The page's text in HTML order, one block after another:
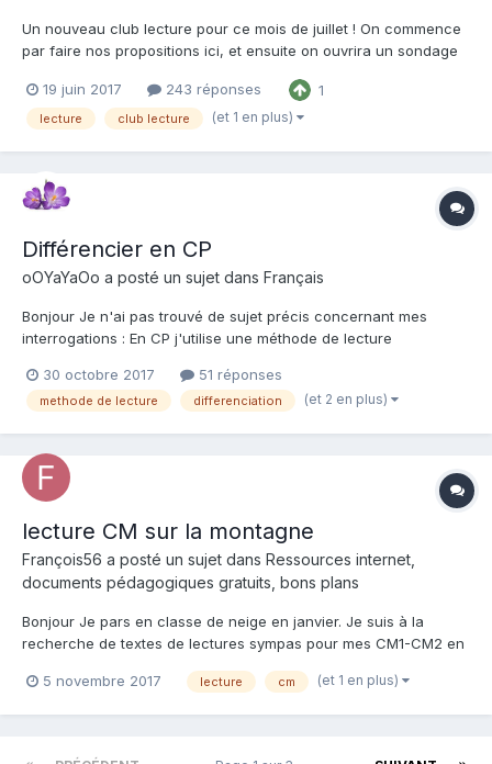
Un nouveau club lecture pour ce mois de juillet ! On commence
par faire nos propositions ici, et ensuite on ouvrira un sondage
Rappel : de préférence des livres de poches, si ce n'est pas un
livre de poche qui est élu, alors...
19 juin 2017 243 réponses 1
lecture club lecture (et 1 en plus)
Différencier en CP
oOYaYaOo a posté un sujet dans Français
Bonjour Je n'ai pas trouvé de sujet précis concernant mes
interrogations : En CP j'utilise une méthode de lecture
différencier le travail lorsque les élèves travaillent tous sur le
même support : cahier d'activité en...
30 octobre 2017 51 réponses
methode de lecture differenciation (et 2 en plus)
lecture CM sur la montagne
François56 a posté un sujet dans Ressources internet,
documents pédagogiques gratuits, bons plans
Bonjour Je pars en classe de neige en janvier. Je suis à la
recherche de textes de lectures sympas pour mes CM1-CM2 en
5 novembre 2017
lecture cm (et 1 en plus)